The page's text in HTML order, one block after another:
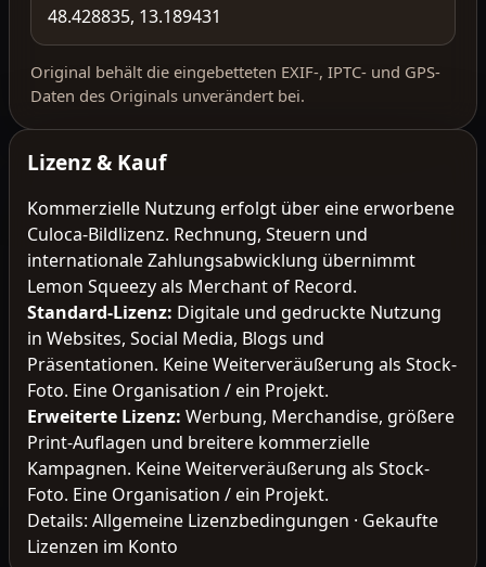
48.428835, 13.189431
Original behält die eingebetteten EXIF-, IPTC- und GPS-
Daten des Originals unverändert bei.
Lizenz & Kauf
Kommerzielle Nutzung erfolgt über eine erworbene
Culoca-Bildlizenz. Rechnung, Steuern und
internationale Zahlungsabwicklung übernimmt
Lemon Squeezy als Merchant of Record.
Standard-Lizenz: Digitale und gedruckte Nutzung
in Websites, Social Media, Blogs und
Präsentationen. Keine Weiterveräußerung als Stock-
Foto. Eine Organisation / ein Projekt.
Erweiterte Lizenz: Werbung, Merchandise, größere
Print-Auflagen und breitere kommerzielle
Kampagnen. Keine Weiterveräußerung als Stock-
Foto. Eine Organisation / ein Projekt.
Details: Allgemeine Lizenzbedingungen · Gekaufte
Lizenzen im Konto